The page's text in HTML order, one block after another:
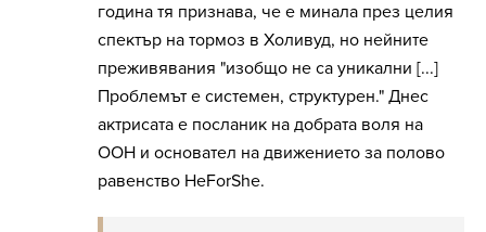
година тя признава, че е минала през целия
спектър на тормоз в Холивуд, но нейните
преживявания "изобщо не са уникални [...]
Проблемът е системен, структурен." Днес
актрисата е посланик на добрата воля на
ООН и основател на движението за полово
равенство HeForShe.